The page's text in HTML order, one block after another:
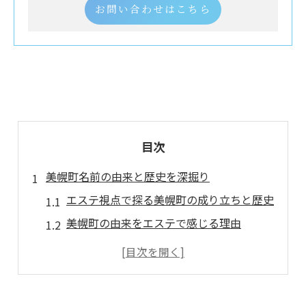
お問い合わせはこちら
目次
美幌町名前の由来と歴史を深掘り
エステ視点で探る美幌町の成り立ちと歴史
美幌町の由来をエステで感じる理由
地域伝承とエステ文化の意外なつながり